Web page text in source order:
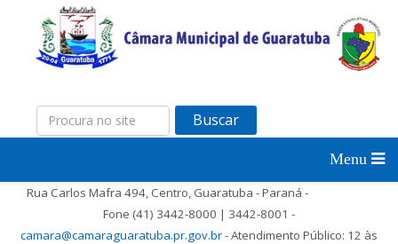
Buscar
Rua Carlos Mafra 494, Centro, Guaratuba - Paraná -
Fone (41) 3442-8000 | 3442-8001 -
camara@camaraguaratuba.pr.gov.br- Atendimento Público: 12 às